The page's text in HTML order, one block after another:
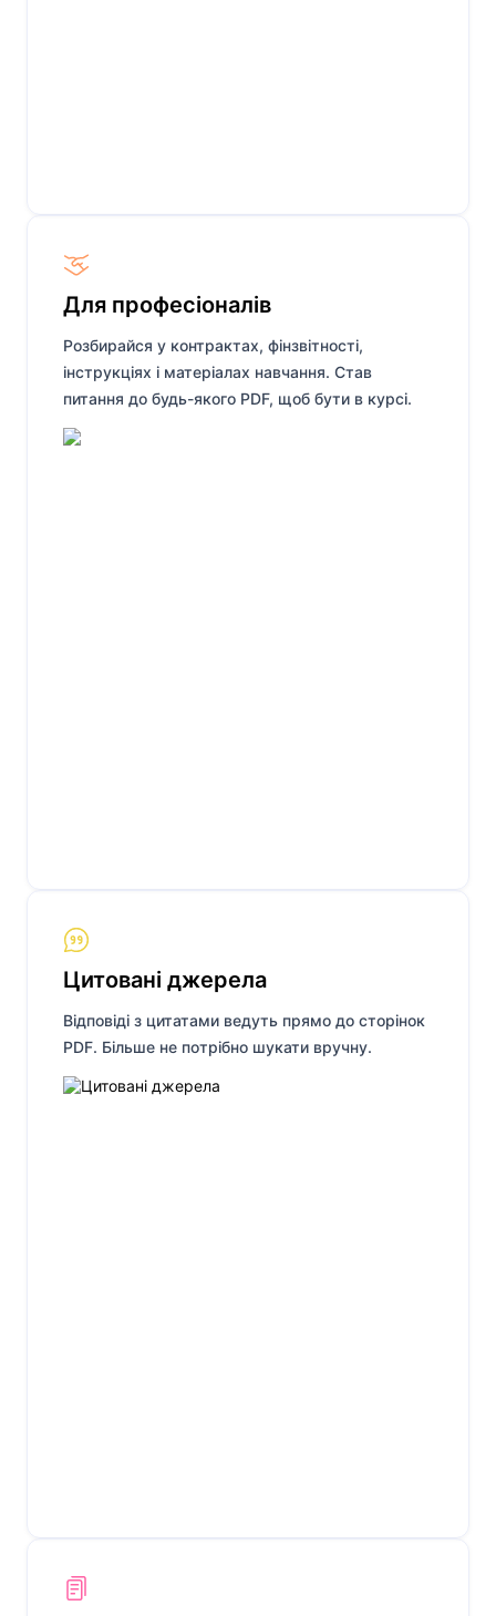
Для професіоналів
Розбирайся у контрактах, фінзвітності,
інструкціях і матеріалах навчання. Став
питання до будь-якого PDF, щоб бути в курсі.
Цитовані джерела
Відповіді з цитатами ведуть прямо до сторінок
PDF. Більше не потрібно шукати вручну.